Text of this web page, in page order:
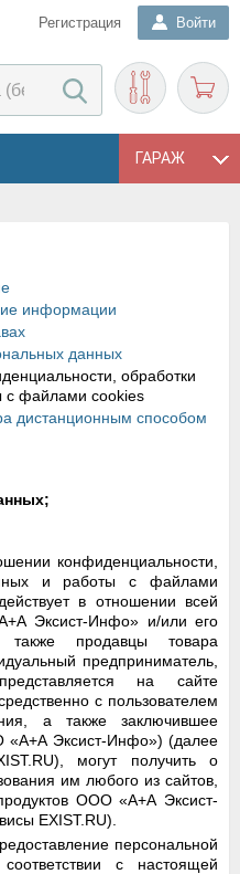
Регистрация Войти
ГАРАЖ
информации
данных
обработки
с файлами cookies
дистанционным способом
конфиденциальности,
и работы с файлами
в отношении всей
Эксист-Инфо» и/или его
продавцы товара
предприниматель,
на сайте
с пользователем
а также заключившее
«А+А Эксист-Инфо») (далее
могут получить о
им любого из сайтов,
ООО «А+А Эксист-
EXIST.RU).
персональной
с настоящей